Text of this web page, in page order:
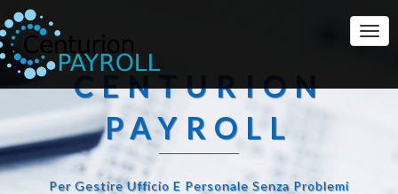
CENTURION
PAYROLL
Per Gestire Ufficio E Personale Senza Problemi